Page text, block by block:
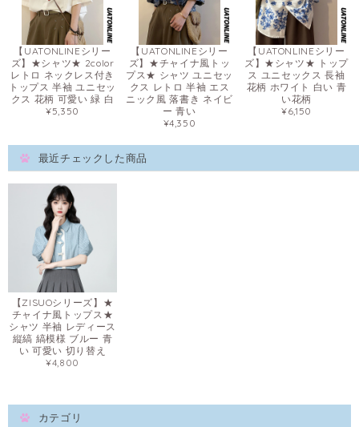
【UATONLINEシリー
ズ】★シャツ★ 2color
レトロ ネックレス付き
トップス 半袖 ユニセッ
クス 花柄 可愛い 緑 白
¥5,350
【UATONLINEシリー
ズ】★チャイナ風トッ
プス★ シャツ ユニセッ
クス レトロ 半袖 エス
ニック風 落書き ネイビ
ー 青い
¥4,350
【UATONLINEシリー
ズ】★シャツ★ トップ
ス ユニセックス 長袖
花柄 ホワイト 白い 青
い花柄
¥6,150
最近チェックした商品
【ZISUOシリーズ】★
チャイナ風トップス★
シャツ 半袖 レディース
縦縞 縞模様 ブルー 青
い 可愛い 切り替え
¥4,800
カテゴリ